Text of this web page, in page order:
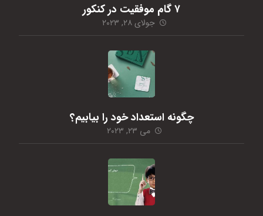
۷ گام موفقیت در کنکور
جولای ۲۸, ۲۰۲۳
چگونه استعداد خود را بیابیم؟
می ۲۳, ۲۰۲۳